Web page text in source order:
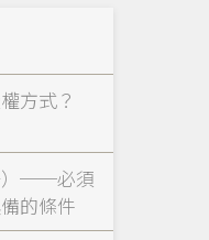
方式？
）──必須
的條件